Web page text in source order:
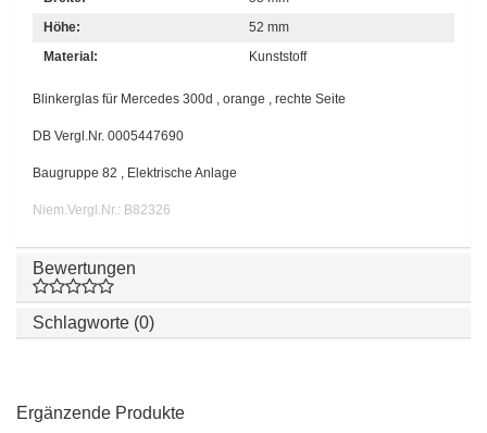
Höhe:
52 mm
Material:
Kunststoff
Blinkerglas für Mercedes 300d , orange , rechte Seite
DB Vergl.Nr. 0005447690
Baugruppe 82 , Elektrische Anlage
Niem.Vergl.Nr.: B82326
Bewertungen
Schlagworte (0)
Ergänzende Produkte